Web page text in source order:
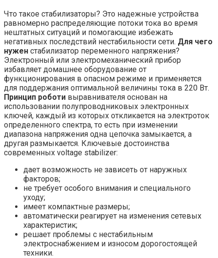
Что такое стабилизаторы? Это надежные устройства
равномерно распределяющие потоки тока во время
нештатных ситуаций и помогающие избежать
негативных последствий нестабильности сети. Для чего
нужен стабилизатор переменного напряжения?
Электронный или электромеханический прибор
избавляет домашнее оборудование от
функционирования в опасном режиме и применяется
для поддержания оптимальной величины тока в 220 Вт.
Принцип роботи выравнивателя основан на
использовании полупроводниковых электронных
ключей, каждый из которых откликается на электроток
определенного спектра, то есть при изменении
диапазона напряжения одна цепочка замыкается, а
другая размыкается. Ключевые достоинства
современных voltage stabilizer:
дает возможность не зависеть от наружных
факторов;
не требует особого внимания и специального
уходу;
имеет компактные размеры;
автоматически реагирует на изменения сетевых
характеристик;
решает проблемы с нестабильным
электроснабжением и износом дорогостоящей
техники.